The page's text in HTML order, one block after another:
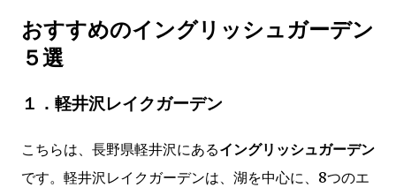
おすすめのイングリッシュガーデン
５選
１．軽井沢レイクガーデン
こちらは、長野県軽井沢にあるイングリッシュガーデン
です。軽井沢レイクガーデンは、湖を中心に、8つのエ